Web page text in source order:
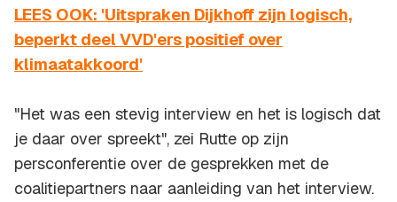
LEES OOK: 'Uitspraken Dijkhoff zijn logisch,
beperkt deel VVD'ers positief over
klimaatakkoord'
"Het was een stevig interview en het is logisch dat
je daar over spreekt", zei Rutte op zijn
persconferentie over de gesprekken met de
coalitiepartners naar aanleiding van het interview.